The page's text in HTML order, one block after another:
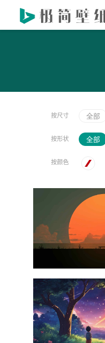
按尺寸 全部
按形状 全部
按颜色